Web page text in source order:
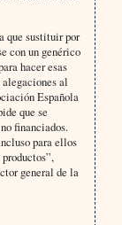
que sustituir por
con un genérico
hacer esas
al
Española
que se
financiados.
para ellos
general de la